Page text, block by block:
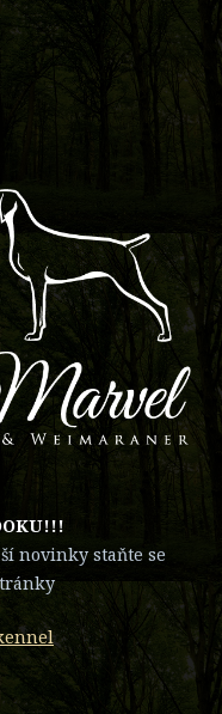
novinky staňte se